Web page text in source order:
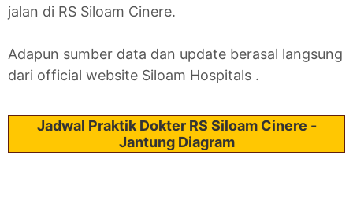
jalan di RS Siloam Cinere.
Adapun sumber data dan update berasal langsung
dari official website Siloam Hospitals .
Jadwal Praktik Dokter RS Siloam Cinere -
Jantung Diagram